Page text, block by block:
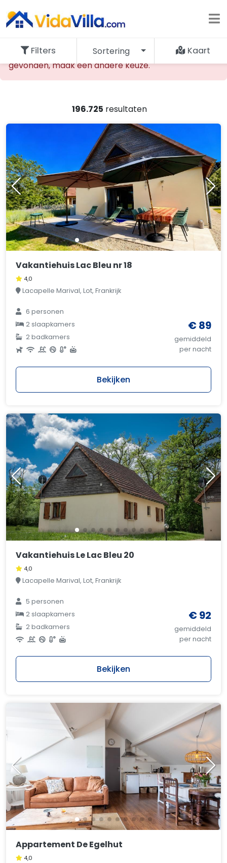
De opgevraagde accommodatie kan niet worden
gevonden, maak een andere keuze.
196.725 resultaten
Filters Sortering Kaart
Vakantiehuis Lac Bleu nr 18
4,0
Lacapelle Marival, Lot, Frankrijk
6 personen
2 slaapkamers
2 badkamers
€ 89
gemiddeld
per nacht
Bekijken
Vakantiehuis Le Lac Bleu 20
4,0
Lacapelle Marival, Lot, Frankrijk
5 personen
2 slaapkamers
2 badkamers
€ 92
gemiddeld
per nacht
Bekijken
Appartement De Egelhut
4,0